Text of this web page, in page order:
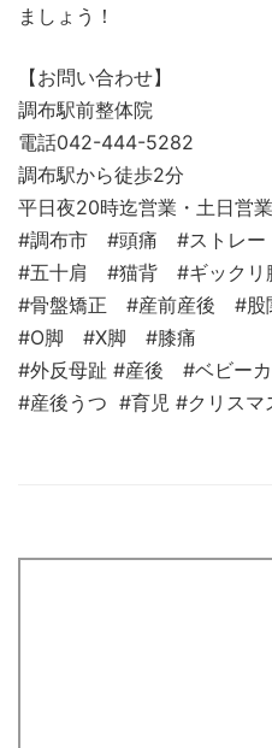
ましょう！
【お問い合わせ】
調布駅前整体院
電話042-444-5282
調布駅から徒歩2分
平日夜20時迄営業・土日営業
#調布市 #頭痛 #ストレー
#五十肩 #猫背 #ギック
#骨盤矯正 #産前産後 #股
#O脚 #X脚 #膝痛
#外反母趾 #産後 #ベビーカ
#産後うつ #育児 #クリスマ